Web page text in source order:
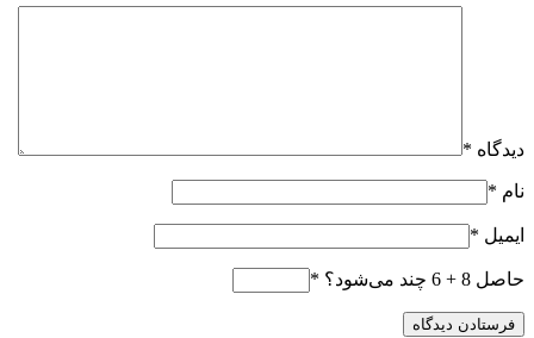
دیدگاه *
نام *
ایمیل *
حاصل 8 + 6 چند می‌شود؟ *